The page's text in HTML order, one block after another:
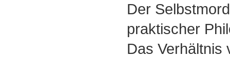
Der
praktischer
Das Verhältnis